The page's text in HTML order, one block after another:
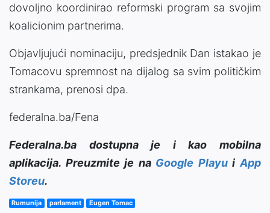
dovoljno koordinirao reformski program sa svojim
koalicionim partnerima.
Objavljujući nominaciju, predsjednik Dan istakao je
Tomacovu spremnost na dijalog sa svim političkim
strankama, prenosi dpa.
federalna.ba/Fena
Federalna.ba dostupna je i kao mobilna
aplikacija. Preuzmite je na Google PlayuiApp
Storeu.
Rumunija parlament Eugen Tomac